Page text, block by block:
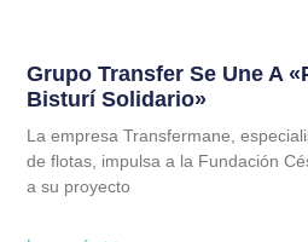
Grupo Transfer Se Une A
Bisturí Solidario»
La empresa Transfermane,
de flotas, impulsa a la Fundación
a su proyecto